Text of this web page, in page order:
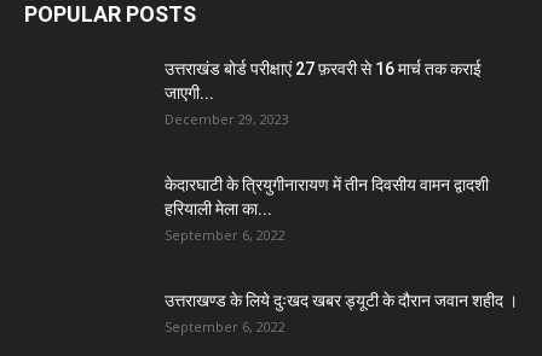
POPULAR POSTS
उत्तराखंड बोर्ड परीक्षाएं 27 फ़रवरी से 16 मार्च तक कराई
जाएगी...
December 29, 2023
केदारघाटी के त्रियुगीनारायण में तीन दिवसीय वामन द्वादशी
हरियाली मेला का...
September 6, 2022
उत्तराखण्ड के लिये दुःखद खबर ड्यूटी के दौरान जवान शहीद ।
September 6, 2022